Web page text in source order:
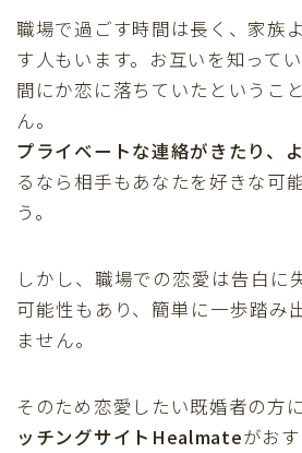
職場で過ごす時間は長く、家族
す人もいます。お互いを知って
間にか恋に落ちていたというこ
ん。
プライベートな連絡がきたり、
るなら相手もあなたを好きな可
う。
しかし、職場での恋愛は告白に
可能性もあり、簡単に一歩踏み
ません。
そのため恋愛したい既婚者の方に
ッチングサイトHealmateがおす